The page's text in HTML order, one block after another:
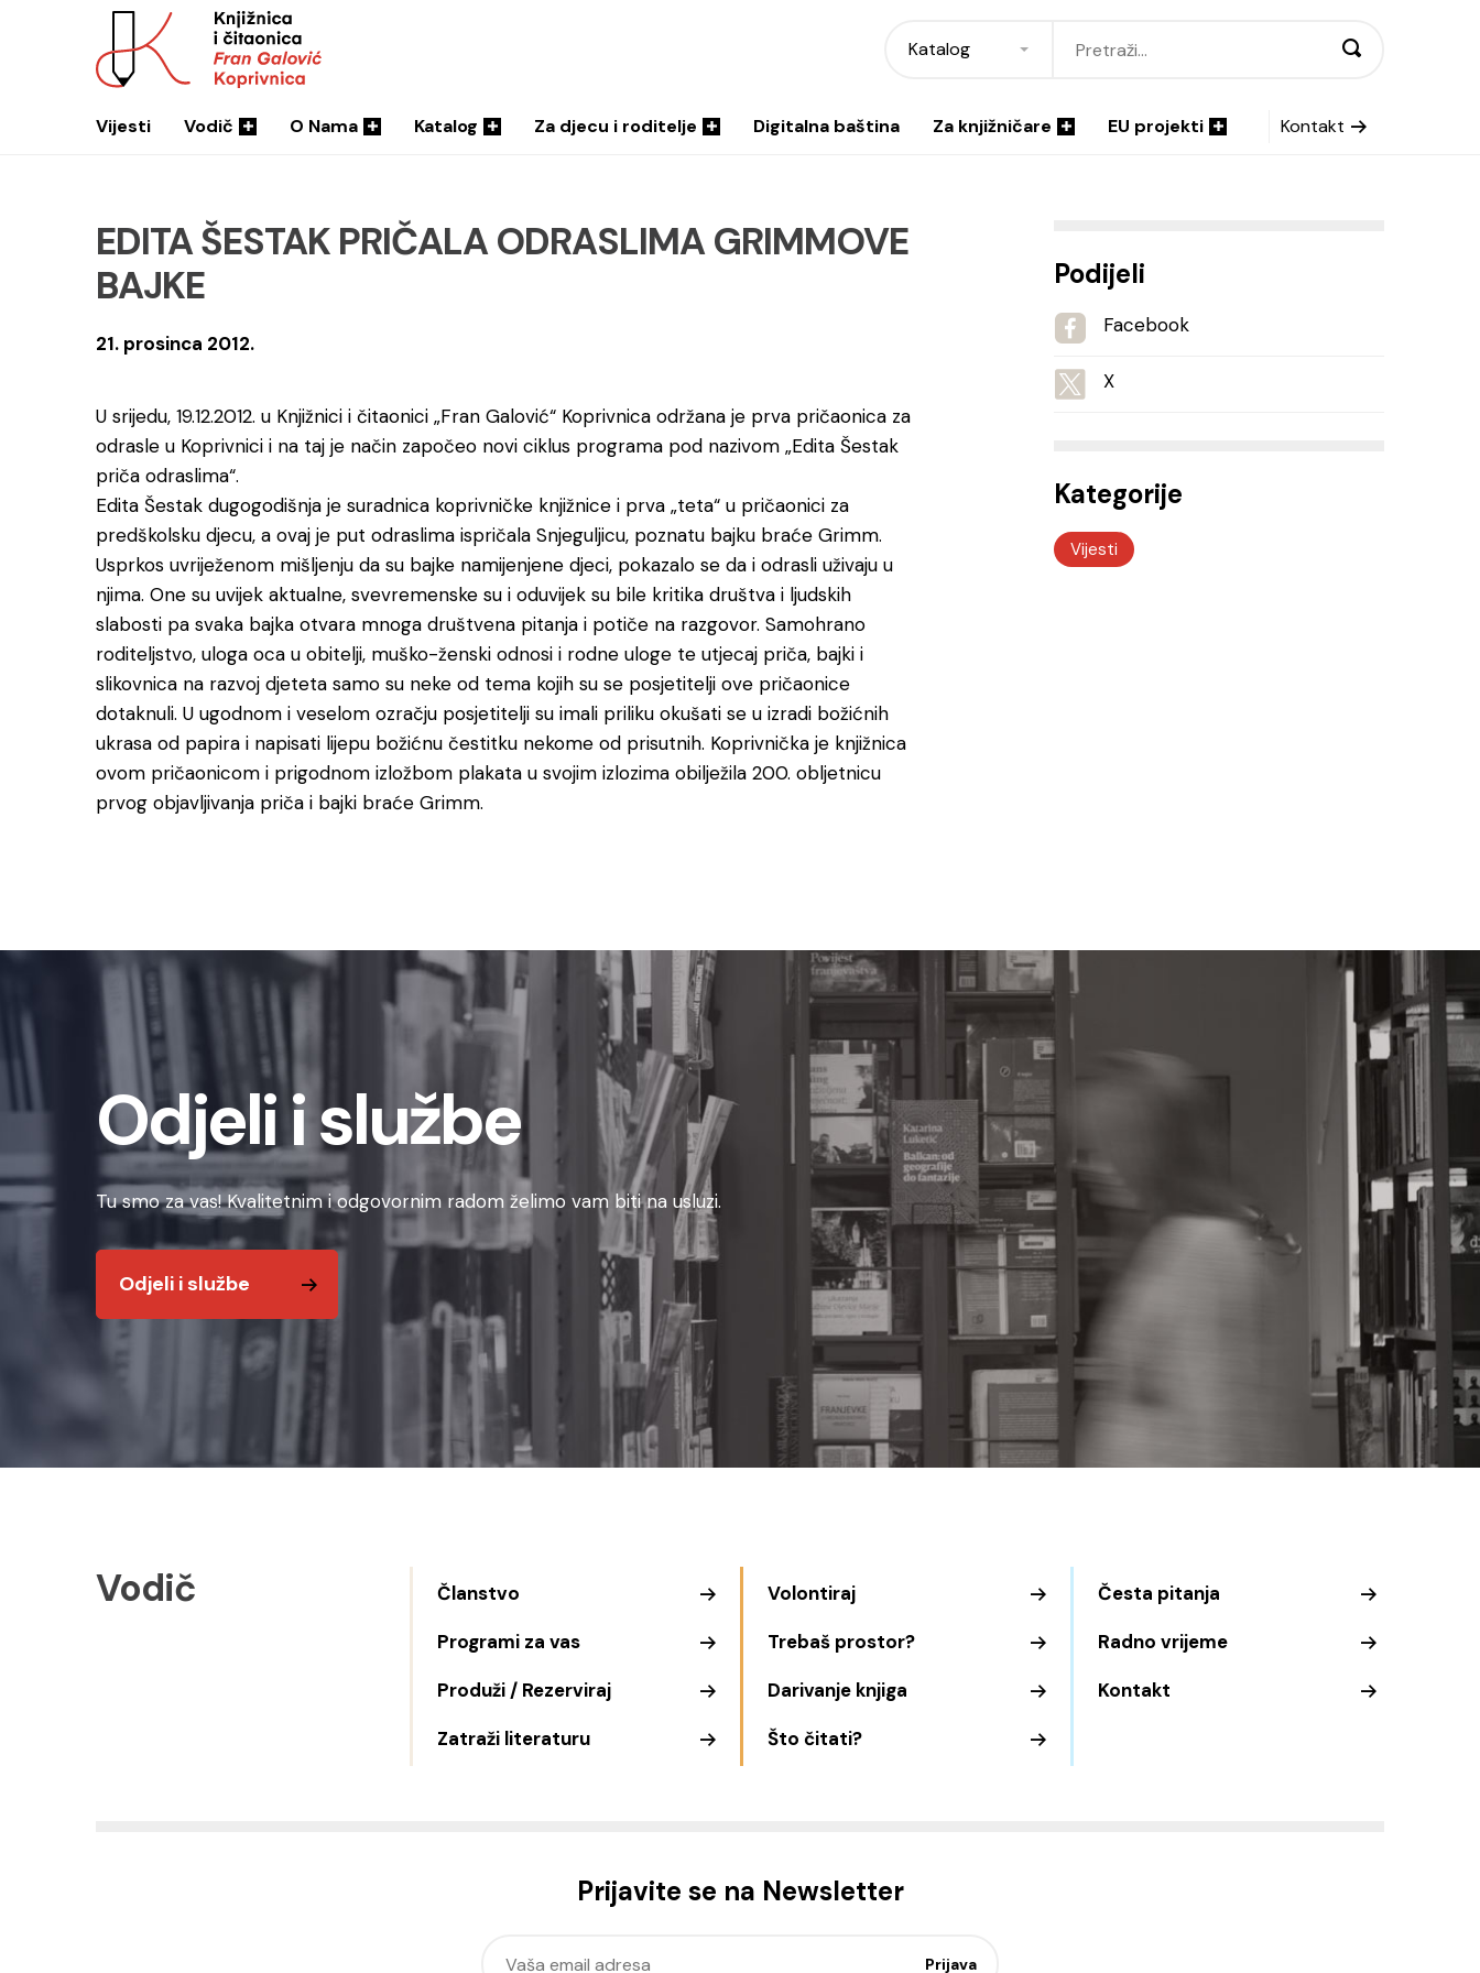
Katalog
Vijesti Vodič O Nama Katalog Za djecu i roditelje Digitalna baština Za knjižničare EU projekti Kontakt
EDITA ŠESTAK PRIČALA ODRASLIMA GRIMMOVE
BAJKE
21. prosinca 2012.
U srijedu, 19.12.2012. u Knjižnici i čitaonici „Fran Galović“ Koprivnica održana je prva pričaonica za
odrasle u Koprivnici i na taj je način započeo novi ciklus programa pod nazivom „Edita Šestak
priča odraslima“.
Edita Šestak dugogodišnja je suradnica koprivničke knjižnice i prva „teta“ u pričaonici za
predškolsku djecu, a ovaj je put odraslima ispričala Snjeguljicu, poznatu bajku braće Grimm.
Usprkos uvriježenom mišljenju da su bajke namijenjene djeci, pokazalo se da i odrasli uživaju u
njima. One su uvijek aktualne, svevremenske su i oduvijek su bile kritika društva i ljudskih
slabosti pa svaka bajka otvara mnoga društvena pitanja i potiče na razgovor. Samohrano
roditeljstvo, uloga oca u obitelji, muško-ženski odnosi i rodne uloge te utjecaj priča, bajki i
slikovnica na razvoj djeteta samo su neke od tema kojih su se posjetitelji ove pričaonice
dotaknuli. U ugodnom i veselom ozračju posjetitelji su imali priliku okušati se u izradi božićnih
ukrasa od papira i napisati lijepu božićnu čestitku nekome od prisutnih. Koprivnička je knjižnica
ovom pričaonicom i prigodnom izložbom plakata u svojim izlozima obilježila 200. obljetnicu
prvog objavljivanja priča i bajki braće Grimm.
Podijeli
Facebook
X
Kategorije
Vijesti
Odjeli i službe
Tu smo za vas! Kvalitetnim i odgovornim radom želimo vam biti na usluzi.
Odjeli i službe
Vodič
Članstvo
Programi za vas
Produži / Rezerviraj
Zatraži literaturu
Volontiraj
Trebaš prostor?
Darivanje knjiga
Što čitati?
Česta pitanja
Radno vrijeme
Kontakt
Prijavite se na Newsletter